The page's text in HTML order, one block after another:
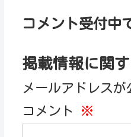
コメント受付中
掲載情報に関
メールアドレスが
コメント
※